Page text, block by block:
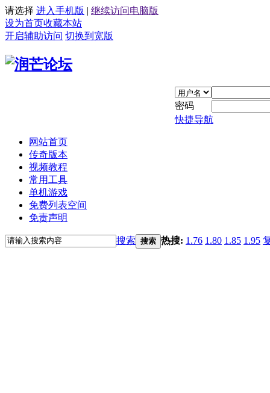
请选择 进入手机版 | 继续访问电脑版
设为首页收藏本站
开启辅助访问 切换到宽版
密码
快捷导航
网站首页
传奇版本
视频教程
常用工具
单机游戏
免费列表空间
免责声明
搜索 搜索 热搜: 1.76 1.80 1.85 1.95